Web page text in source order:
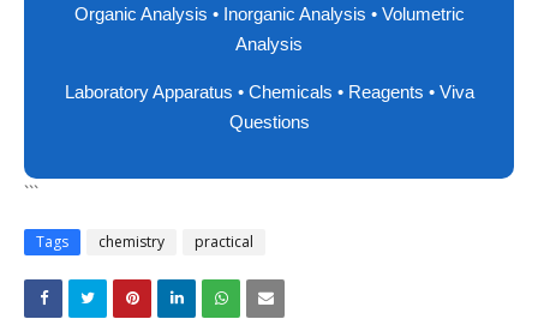
Organic Analysis • Inorganic Analysis • Volumetric
Analysis
Laboratory Apparatus • Chemicals • Reagents • Viva
Questions
```
Tags chemistry practical